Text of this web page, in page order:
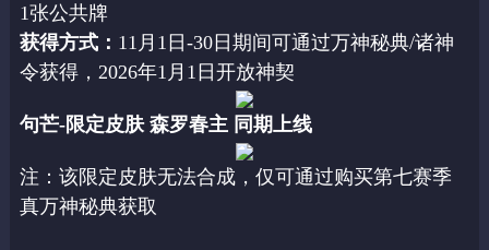
1张公共牌
获得方式： 11月1日-30日期间可通过万神秘典/诸神
令获得，2026年1月1日开放神契
句芒-限定皮肤 森罗春主 同期上线
注：该限定皮肤无法合成，仅可通过购买第七赛季
真万神秘典获取